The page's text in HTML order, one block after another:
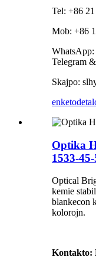
Tel: +86
Mob: +86
Telegram
Skajpo:
enketo
Optika
1533-45-
Optical
kemie
blankecon
kolorojn.
Kontakto: